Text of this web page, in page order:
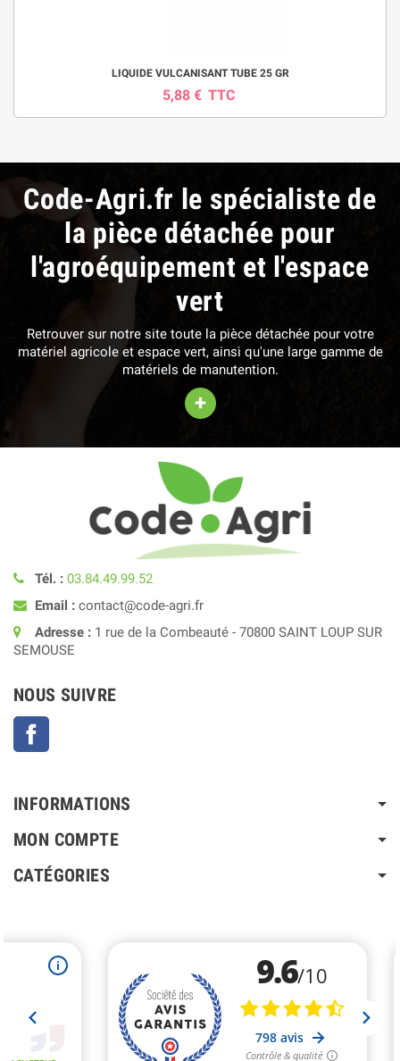
LIQUIDE VULCANISANT TUBE 25 GR
5,88 € TTC
Code-Agri.fr le spécialiste de
la pièce détachée pour
l'agroéquipement et l'espace
vert
Retrouver sur notre site toute la pièce détachée pour votre
matériel agricole et espace vert, ainsi qu'une large gamme de
matériels de manutention.
+
Tél. : 03.84.49.99.52
Email : contact@code-agri.fr
Adresse : 1 rue de la Combeauté - 70800 SAINT LOUP SUR
SEMOUSE
NOUS SUIVRE
INFORMATIONS
MON COMPTE
CATÉGORIES